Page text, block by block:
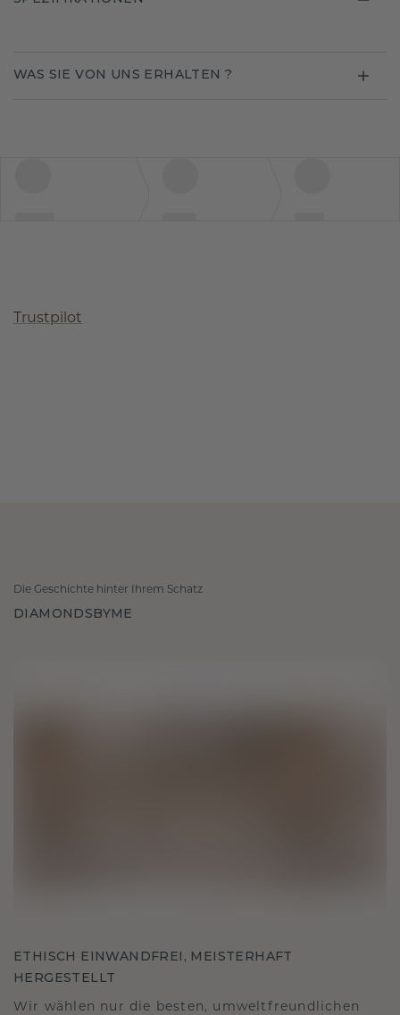
WAS SIE VON UNS ERHALTEN ?
Trustpilot
Die Geschichte hinter Ihrem Schatz
DIAMONDSBYME
ETHISCH EINWANDFREI, MEISTERHAFT
HERGESTELLT
Wir wählen nur die besten, umweltfreundlichen